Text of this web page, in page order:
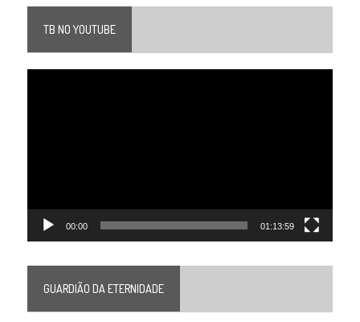
TB NO YOUTUBE
00:00 01:13:59
GUARDIÃO DA ETERNIDADE